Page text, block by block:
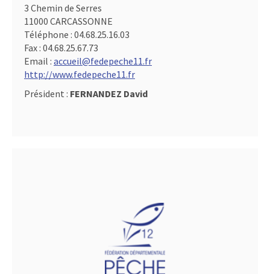
3 Chemin de Serres
11000 CARCASSONNE
Téléphone : 04.68.25.16.03
Fax : 04.68.25.67.73
Email : accueil@fedepeche11.fr
http://www.fedepeche11.fr
Président : FERNANDEZ David